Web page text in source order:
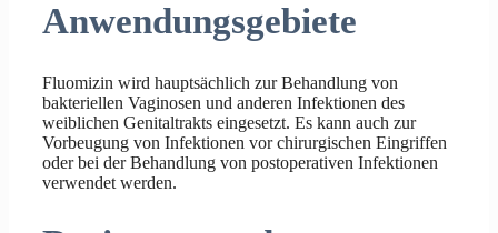
Anwendungsgebiete
Fluomizin wird hauptsächlich zur Behandlung von
bakteriellen Vaginosen und anderen Infektionen des
weiblichen Genitaltrakts eingesetzt. Es kann auch zur
Vorbeugung von Infektionen vor chirurgischen Eingriffen
oder bei der Behandlung von postoperativen Infektionen
verwendet werden.